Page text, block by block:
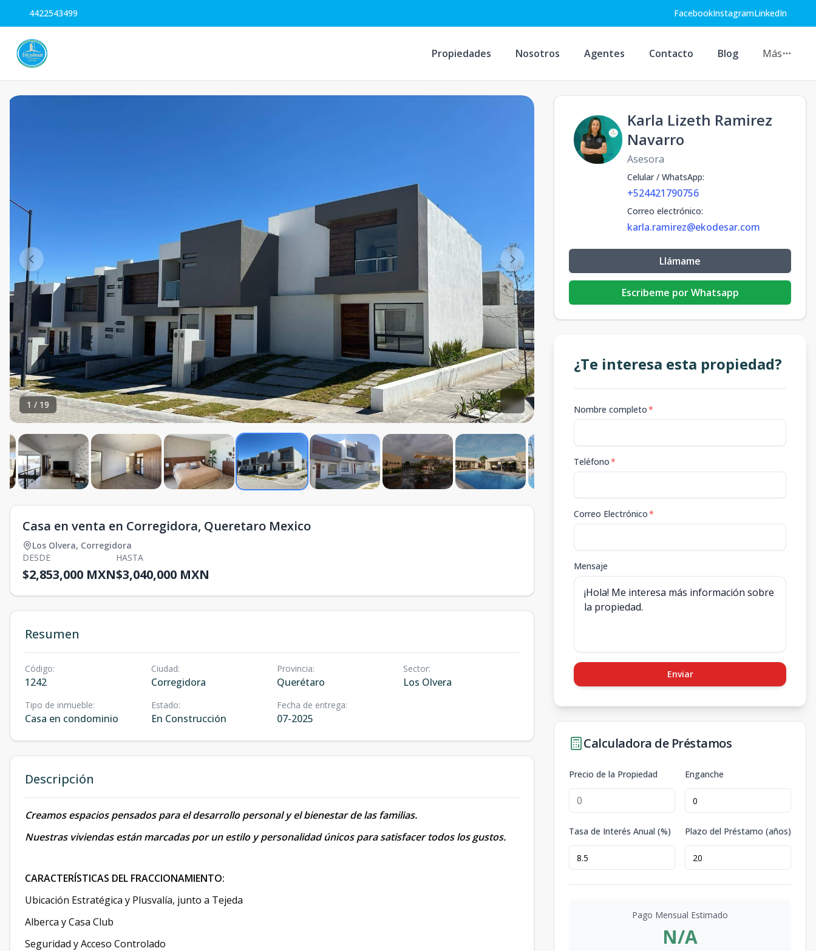
4422543499 FacebookInstagramLinkedIn
Propiedades Nosotros Agentes Contacto Blog Más
1 / 19
Casa en venta en Corregidora, Queretaro Mexico
Los Olvera, Corregidora
DESDE
$2,853,000 MXN
HASTA
$3,040,000 MXN
Resumen
Código:
1242
Ciudad:
Corregidora
Provincia:
Querétaro
Sector:
Los Olvera
Tipo de inmueble:
Casa en condominio
Estado:
En Construcción
Fecha de entrega:
07-2025
Descripción
Creamos espacios pensados para el desarrollo personal y el bienestar de las familias.
Nuestras viviendas están marcadas por un estilo y personalidad únicos para satisfacer todos los gustos.
CARACTERÍSTICAS DEL FRACCIONAMIENTO:
Ubicación Estratégica y Plusvalía, junto a Tejeda
Alberca y Casa Club
Seguridad y Acceso Controlado
Karla Lizeth Ramirez
Navarro
Asesora
Celular / WhatsApp:
+524421790756
Correo electrónico:
karla.ramirez@ekodesar.com
Llámame
Escribeme por Whatsapp
¿Te interesa esta propiedad?
Nombre completo*
Teléfono*
Correo Electrónico*
Mensaje
Enviar
Calculadora de Préstamos
Precio de la Propiedad Enganche
Tasa de Interés Anual (%) Plazo del Préstamo (años)
Pago Mensual Estimado
N/A